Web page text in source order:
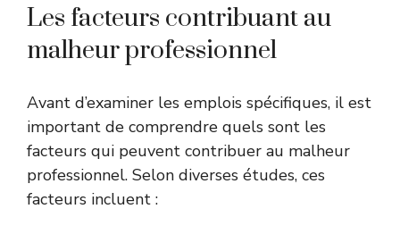
Les facteurs contribuant au
malheur professionnel
Avant d’examiner les emplois spécifiques, il est
important de comprendre quels sont les
facteurs qui peuvent contribuer au malheur
professionnel. Selon diverses études, ces
facteurs incluent :